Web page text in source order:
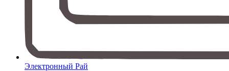
Электронный Рай